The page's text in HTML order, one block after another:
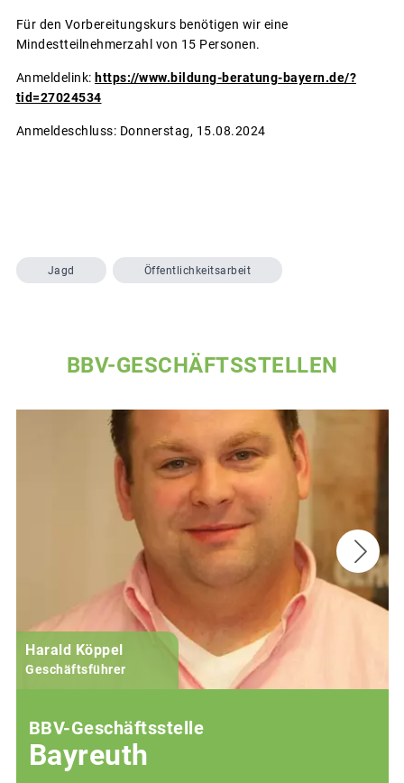
Für den Vorbereitungskurs benötigen wir eine
Mindestteilnehmerzahl von 15 Personen.
Anmeldelink: https://www.bildung-beratung-bayern.de/?
tid=27024534
Anmeldeschluss: Donnerstag, 15.08.2024
Jagd Öffentlichkeitsarbeit
BBV-GESCHÄFTSSTELLEN
Harald Köppel
Geschäftsführer
BBV-Geschäftsstelle
Bayreuth